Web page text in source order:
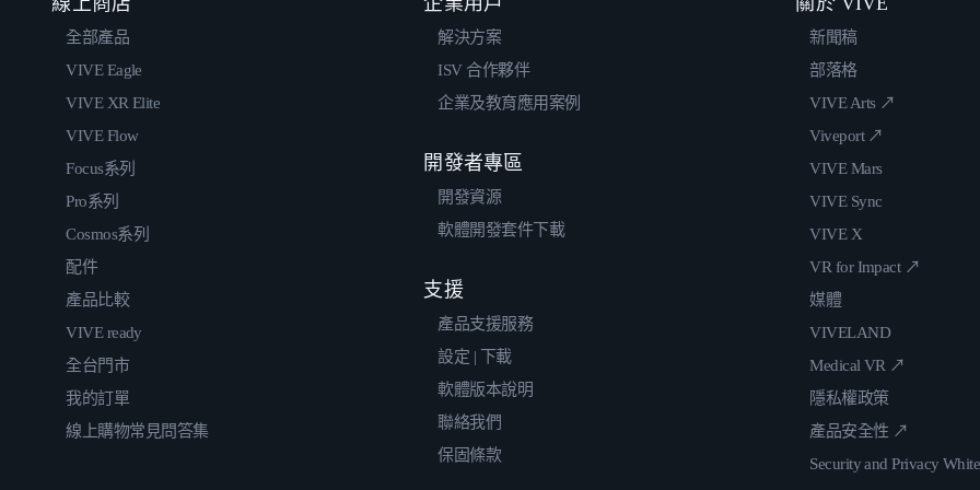
全部產品
VIVE Eagle
VIVE XR Elite
VIVE Flow
Focus系列
Pro系列
Cosmos系列
配件
產品比較
VIVE ready
全台門市
我的訂單
線上購物常見問答集
解決方案
ISV 合作夥伴
企業及教育應用案例
開發者專區
開發資源
軟體開發套件下載
支援
產品支援服務
設定 | 下載
軟體版本說明
聯絡我們
保固條款
新聞稿
部落格
VIVE Arts ↗
Viveport ↗
VIVE Mars
VIVE Sync
VIVE X
VR for Impact ↗
媒體
VIVELAND
Medical VR ↗
隱私權政策
產品安全性 ↗
Security and Privacy